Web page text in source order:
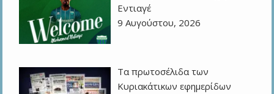
Εντιαγέ
9 Αυγούστου, 2026
Τα πρωτοσέλιδα των
Kυριακάτικων εφημερίδων